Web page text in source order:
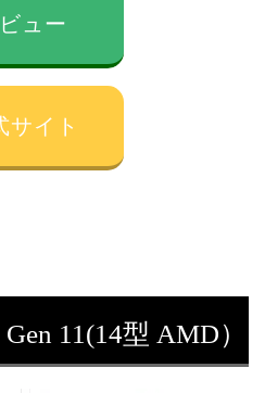
ュー
サイト
11(14型 AMD）